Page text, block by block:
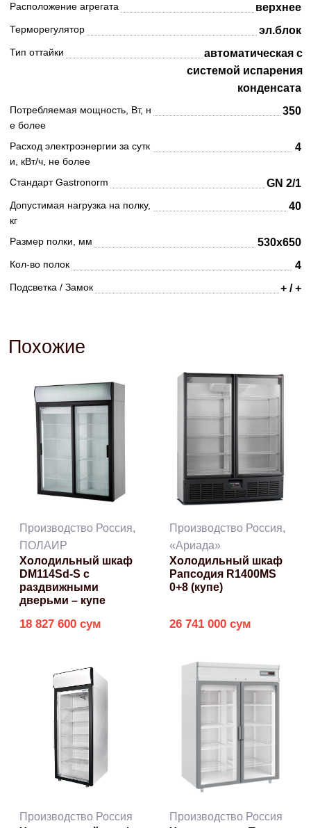
Расположение агрегата верхнее
Терморегулятор эл.блок
Тип оттайки
автоматическая с
системой испарения
конденсата
Потребляемая мощность, Вт, н
е более
350
Расход электроэнергии за сутк
и, кВт/ч, не более
4
Стандарт Gastronorm GN 2/1
Допустимая нагрузка на полку,
кг
40
Размер полки, мм 530x650
Кол-во полок 4
Подсветка / Замок + / +
Похожие
Производство Россия,
ПОЛАИР
Холодильный шкаф
DM114Sd-S с
раздвижными
дверьми – купе
18 827 600 сум
Производство Россия,
«Ариада»
Холодильный шкаф
Рапсодия R1400МS
0+8 (купе)
26 741 000 сум
Производство Россия
Производство Россия